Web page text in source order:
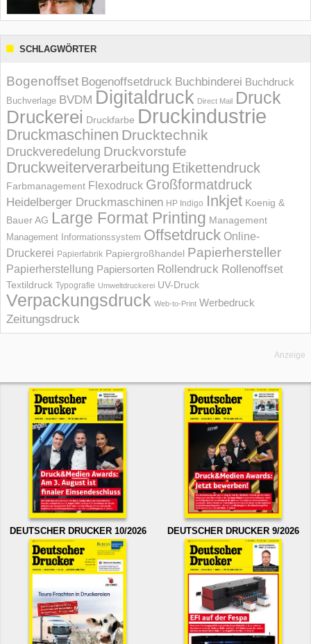
SCHLAGWÖRTER
Bogenoffset Bogenoffsetdruck Buchbinderei Buchdruck
Buchverlage BVDM Digitaldruck Direct Mail Druck
Druckerei Druckfarbe Druckindustrie
Druckmaschinen Drucktechnik
Druckveredelung Druckvorstufe
Druckweiterverarbeitung Etikettendruck
Farbmanagement Flexodruck Großformatdruck
Heidelberger Druckmaschinen HP Indigo Inkjet Koenig &
Bauer AG Large Format Printing Management
Management Informations­system Offsetdruck Online-
Druckerei Papierfabrik Papiergroßhandel Papierhersteller
Papierherstellung Papiersorten Rollendruck Rollenoffset
Textildruck Typografie Umweltdruckerei UV-Druck
Verpackungsdruck Web-to-Print Werbedruck
Zeitungsdruck
Anzeige
DEUTSCHER DRUCKER 10/2026 DEUTSCHER DRUCKER 9/2026